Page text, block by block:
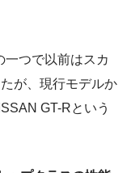
一つで以前はスカ
が、現行モデルか
GT-Rという